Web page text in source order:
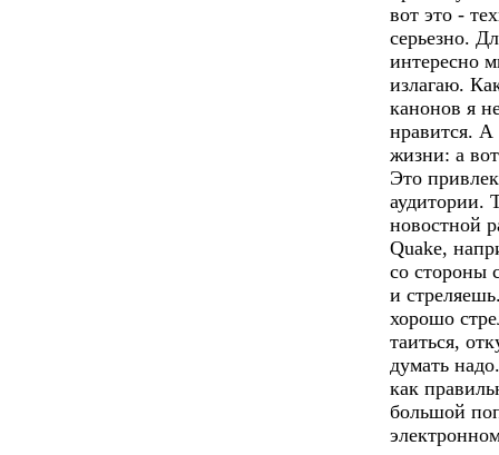
вот это -
серьезно.
интересно
излагаю.
канонов я
нравится. А
жизни: а
Это
аудитории.
новостной
Quake,
со стороны
и
хорошо
таиться,
думать
как
большой